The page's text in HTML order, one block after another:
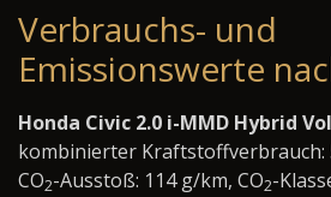
Verbrauchs- und
Emissionswerte
Honda Civic 2.0 i-MMD Hybrid
kombinierter Kraftstoffverbrauch:
CO2-Ausstoß: 114 g/km, CO2-